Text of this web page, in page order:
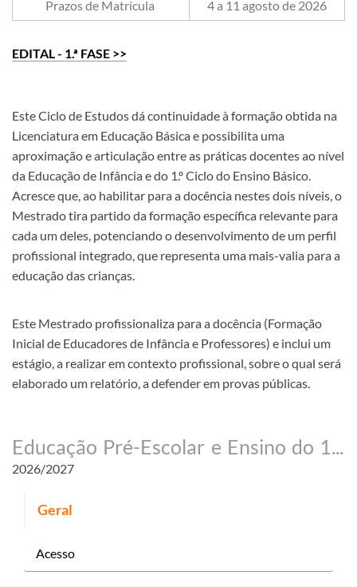
​Prazos de Matrícula 4 a 11 agosto de 2026
EDITAL - 1.ª FASE >>
Est​e Ciclo de Estudos dá continuidade à formação obtida na
Licenciatura em Educação Básica e possibilita uma
aproximação e articulação entre as práticas docentes ao nível
da Educação de Infância e do 1.º Ciclo do Ensino Básico.
Acresce que, ao habilitar para a docência nestes dois níveis, o
Mestrado tira partido da formação específica relevante para
cada um deles, potenciando o desenvolvimento de um perfil
profissional integrado, que representa uma mais-valia para a
educação das crianças. ​
Este Mestrado profissionaliza para a docência (Formação
Inicial de Educadores de Infância e Professores) e inclui um
estágio, a realizar em contexto profissional, sobre o qual será
elaborado um relatório, a defender em provas públicas.
Educação Pré-Escolar e Ensino do 1.º Ciclo do Ensino Básico
2026/2027
Geral
Acesso